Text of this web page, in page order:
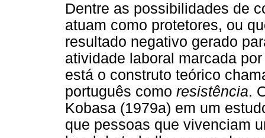
Dentre as possibilidades de
atuam como protetores, ou
resultado negativo gerado
atividade laboral marcada
está o construto teórico
português como resistência.
Kobasa (1979a) em um
que pessoas que vivenciam